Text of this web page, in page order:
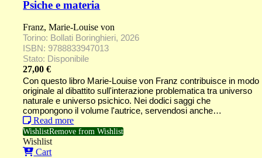
Psiche e materia
Franz, Marie-Louise von
Torino: Bollati Boringhieri, 2026
ISBN: 9788833947013
Stato: Disponibile
27,00€
Con questo libro Marie-Louise von Franz contribuisce in modo
originale al dibattito sull'interazione problematica tra universo
naturale e universo psichico. Nei dodici saggi che
compongono il volume l'autrice, servendosi anche…
Read more
WishlistRemove from Wishlist
Wishlist
Cart